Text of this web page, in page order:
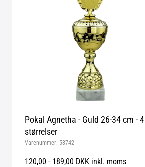
Pokal Agnetha - Guld 26-34 cm - 4
størrelser
Varenummer: 58742
120,00 - 189,00 DKK inkl. moms